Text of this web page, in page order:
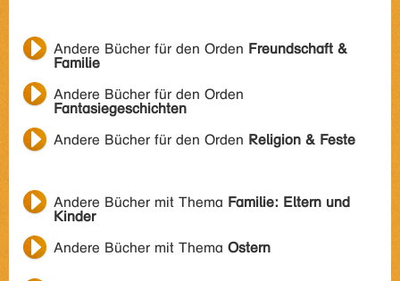
Andere Bücher für den Orden Freundschaft &
Familie
Andere Bücher für den Orden
Fantasiegeschichten
Andere Bücher für den Orden Religion & Feste
Andere Bücher mit Thema Familie: Eltern und
Kinder
Andere Bücher mit Thema Ostern